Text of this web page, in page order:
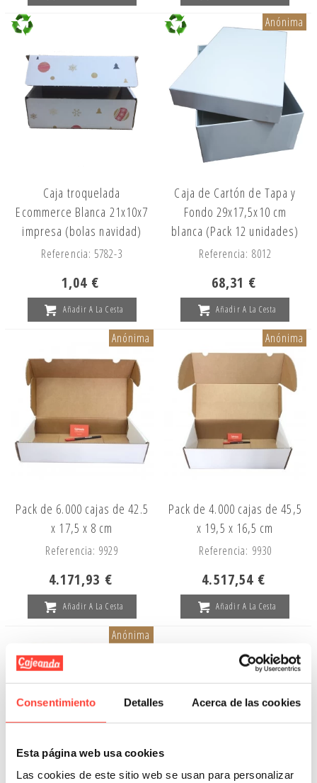
Consentimiento Detalles Acerca de las cookies
Esta página web usa cookies
Las cookies de este sitio web se usan para personalizar
Caja troquelada
Ecommerce Blanca 21x10x7
impresa (bolas navidad)
Referencia: 5782-3
1,04 €
Añadir A La Cesta
Anónima
Caja de Cartón de Tapa y
Fondo 29x17,5x10 cm
blanca (Pack 12 unidades)
Referencia: 8012
68,31 €
Añadir A La Cesta
Anónima
Pack de 6.000 cajas de 42.5
x 17,5 x 8 cm
Referencia: 9929
4.171,93 €
Añadir A La Cesta
Anónima
Pack de 4.000 cajas de 45,5
x 19,5 x 16,5 cm
Referencia: 9930
4.517,54 €
Añadir A La Cesta
Anónima